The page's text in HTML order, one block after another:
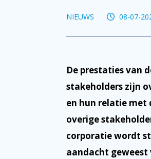
NIEUWS 08-07-
De prestaties van
stakeholders zijn
en hun relatie met
overige
corporatie wordt
aandacht geweest